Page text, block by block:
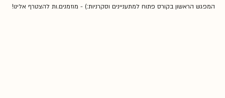
המפגש הראשון בקורס פתוח למתעניינים וסקרניות:) - מוזמנים.ות להצטרף אלינו!